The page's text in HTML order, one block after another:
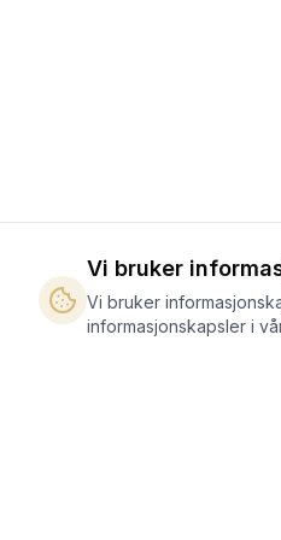
Vi bruker
Vi bruker
informasjonskapsler i